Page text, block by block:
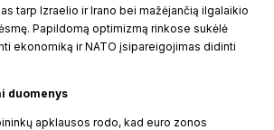
tarp Izraelio ir Irano bei mažėjančią ilgalaikio
Papildomą optimizmą rinkose sukėlė
ekonomiką ir NATO įsipareigojimas didinti
duomenys
apklausos rodo, kad euro zonos